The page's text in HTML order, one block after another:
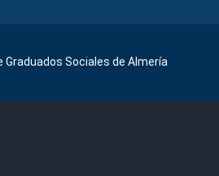
Sociales de Almería